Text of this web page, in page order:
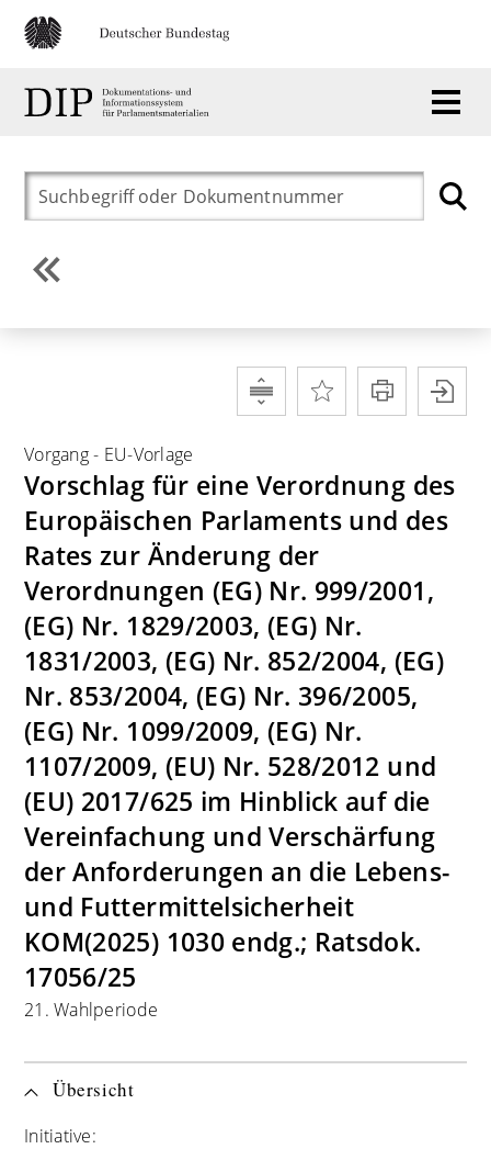
Vorgang- EU-Vorlage
Vorschlag für eine Verordnung des
Europäischen Parlaments und des
Rates zur Änderung der
Verordnungen (EG) Nr. 999/2001,
(EG) Nr. 1829/2003, (EG) Nr.
1831/2003, (EG) Nr. 852/2004, (EG)
Nr. 853/2004, (EG) Nr. 396/2005,
(EG) Nr. 1099/2009, (EG) Nr.
1107/2009, (EU) Nr. 528/2012 und
(EU) 2017/625 im Hinblick auf die
Vereinfachung und Verschärfung
der Anforderungen an die Lebens-
und Futtermittelsicherheit
KOM(2025) 1030 endg.; Ratsdok.
17056/25
21. Wahlperiode
Übersicht
Initiative: